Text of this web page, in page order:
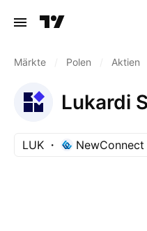
Märkte Polen Aktien
Lukardi
LUK NewConnect